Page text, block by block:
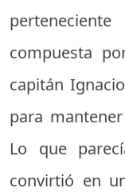
compuesta
capitán
para
Lo que
convirtió en